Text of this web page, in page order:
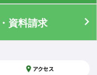
資料請求
アクセス